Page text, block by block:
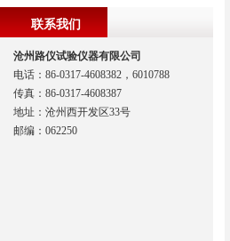
联系我们
沧州路仪试验仪器有限公司
电话：86-0317-4608382，6010788
传真：86-0317-4608387
地址：沧州西开发区33号
邮编：062250